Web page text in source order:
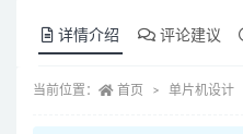
详情介绍 评论建议
当前位置： 首页 单片机设计